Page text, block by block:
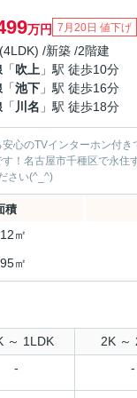
万円 7月20日 値下げ
/新築 /2階建
「吹上 」駅 徒歩10分
「池下 」駅 徒歩16分
「 川名 」駅 徒歩18分
心のTVインターホン付
！名古屋市千種区で永
さい(^_^)
積
㎡
㎡
～ 1LDK 2K ～
- -